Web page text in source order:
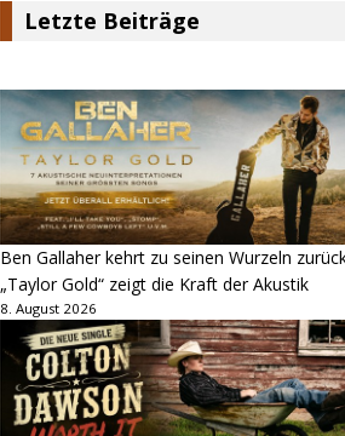
Letzte Beiträge
Ben Gallaher kehrt zu seinen Wurzeln
„Taylor Gold“ zeigt die Kraft der Akustik
8. August 2026